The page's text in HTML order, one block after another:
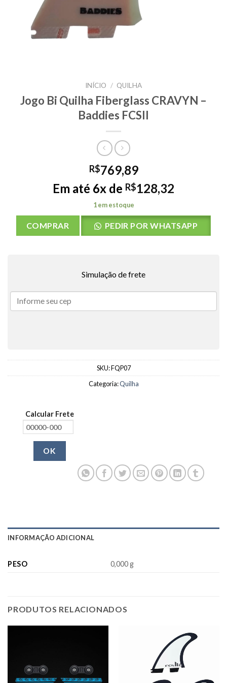
INÍCIO / QUILHA
Jogo Bi Quilha Fiberglass CRAVYN –
Baddies FCSII
R$769,89
Em até 6x de R$128,32
1 em estoque
COMPRAR PEDIR POR WHATSAPP
Simulação de frete
SKU:FQP07
Categoria:Quilha
Calcular Frete
OK
INFORMAÇÃO ADICIONAL
PESO 0,000 g
PRODUTOS RELACIONADOS